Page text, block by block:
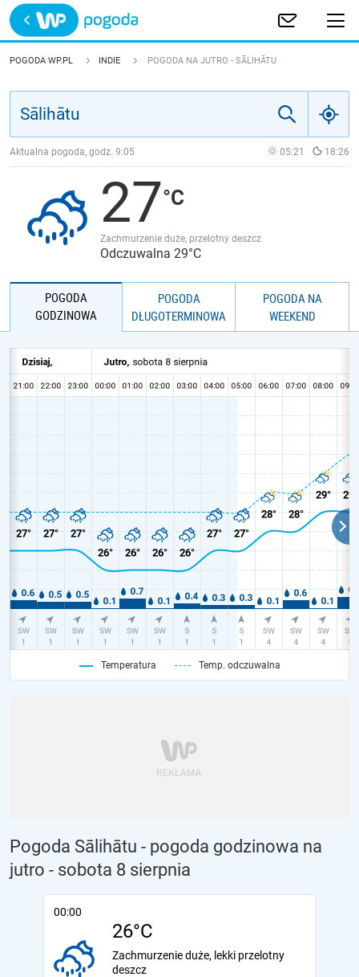
Trwa ładowanie
POLSKA
JAKOŚĆ POWIETRZA
POGODA WP.PL INDIE POGODA NA JUTRO - SĀLIHĀTU
Aktualna pogoda, godz. 9:05 05:21 18:26
27
Zachmurzenie duże, przelotny deszcz
Odczuwalna 29°C
POGODA
GODZINOWA
POGODA
DŁUGOTERMINOWA
POGODA NA
WEEKEND
Temperatura Temp. odczuwalna
Pogoda Sālihātu - pogoda godzinowa na
jutro - sobota 8 sierpnia
00:00
26°C
Zachmurzenie duże, lekki przelotny
deszcz